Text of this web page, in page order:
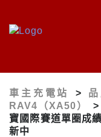
車主充電站 >
RAV4（XA50）
>
寶國際賽道單圈成
新中